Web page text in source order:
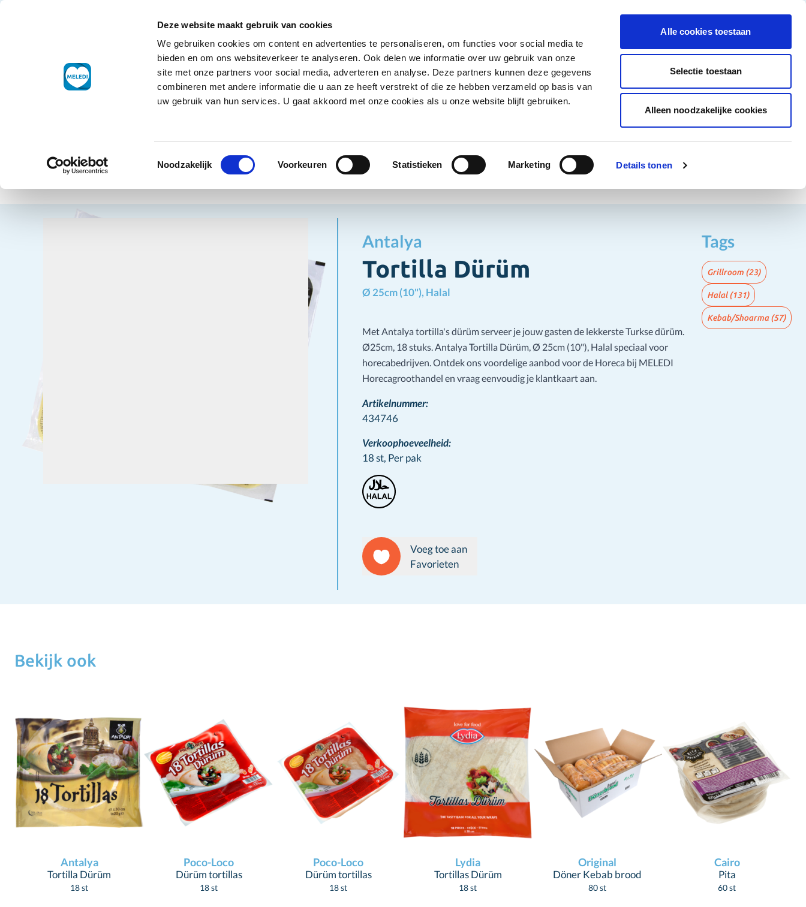
Deze website maakt gebruik van cookies
We gebruiken cookies om content en advertenties te personaliseren, om functies voor social media te
bieden en om ons websiteverkeer te analyseren. Ook delen we informatie over uw gebruik van onze
site met onze partners voor social media, adverteren en analyse. Deze partners kunnen deze gegevens
combineren met andere informatie die u aan ze heeft verstrekt of die ze hebben verzameld op basis van
uw gebruik van hun services. U gaat akkoord met onze cookies als u onze website blijft gebruiken.
Toestemmingsselectie
Noodzakelijk Voorkeuren Statistieken Marketing Details tonen
Alle cookies toestaan
Selectie toestaan
Alleen noodzakelijke cookies
Ga naar de inhoud
Droogwaren
Show submenu for Droogwaren category
Koelproducten
Show submenu for Koelproducten category
Diepvriesproducten
Show submenu for Diepvriesproducten category
Dranken
Show submenu for Dranken category
Non-Food
Alle deals
Word klant
Terug naar overzicht
Home Droogwaren Brood Tortilla Dürüm
Brood
Antalya
Tortilla Dürüm
Ø 25cm (10"), Halal
Met Antalya tortilla's dürüm serveer je jouw gasten de lekkerste Turkse dürüm.
Ø25cm, 18 stuks. Antalya Tortilla Dürüm, Ø 25cm (10"), Halal speciaal voor
horecabedrijven. Ontdek ons voordelige aanbod voor de Horeca bij MELEDI
Horecagroothandel en vraag eenvoudig je klantkaart aan.
Artikelnummer:
434746
Verkoophoeveelheid:
18 st, Per pak
Stamps
Voeg toe aan
Favorieten
Tags
Grillroom (23)
Halal(131)
Kebab/Shoarma(57)
Bekijk ook
Antalya
Tortilla Dürüm
18 st
Poco-Loco
Dürüm tortillas
18 st
Poco-Loco
Dürüm tortillas
18 st
Lydia
Tortillas Dürüm
18 st
Original
Döner Kebab brood
80 st
Cairo
Pita
60 st